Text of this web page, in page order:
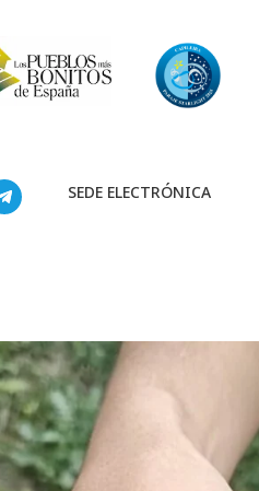
SEDE ELECTRÓNICA